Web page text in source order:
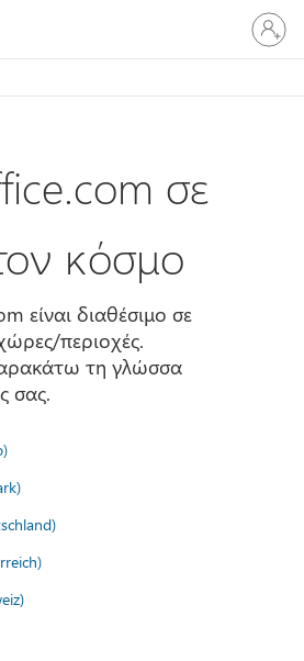
Είσοδος
στον
σε
κόσμο
είναι διαθέσιμο σε
περιοχές.
τη γλώσσα
σας.